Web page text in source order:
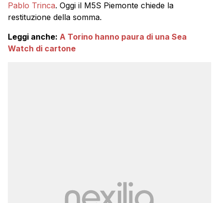
Pablo Trinca. Oggi il M5S Piemonte chiede la
restituzione della somma.
Leggi anche: A Torino hanno paura di una Sea
Watch di cartone